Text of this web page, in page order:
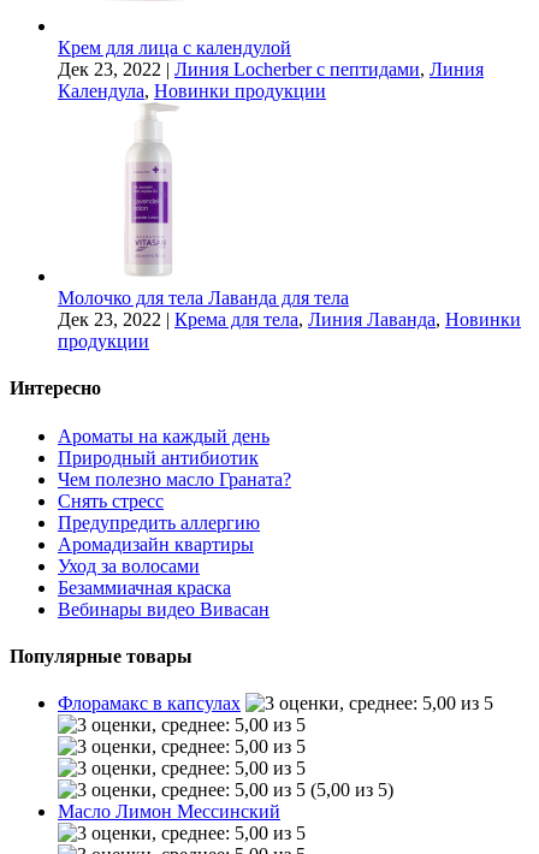
Крем для лица с календулой
Дек 23, 2022 | Линия Locherber с пептидами, Линия
Календула, Новинки продукции
Молочко для тела Лаванда для тела
Дек 23, 2022 | Крема для тела, Линия Лаванда, Новинки
продукции
Интересно
Ароматы на каждый день
Природный антибиотик
Чем полезно масло Граната?
Снять стресс
Предупредить аллергию
Аромадизайн квартиры
Уход за волосами
Безаммиачная краска
Вебинары видео Вивасан
Популярные товары
Флорамакс в капсулах
(5,00 из 5)
Масло Лимон Мессинский